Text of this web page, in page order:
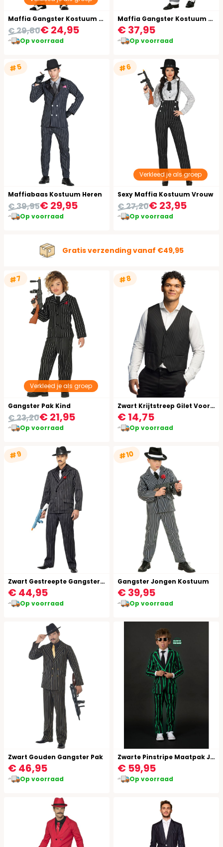
Maffia Gangster Kostuum Wit Man
€ 24,95
€ 29,80
Op voorraad
Maffia Gangster Kostuum Heren
€ 37,95
Op voorraad
#5
Maffiabaas Kostuum Heren
€ 29,95
€ 39,95
Op voorraad
#6
Verkleed je als groep
Sexy Maffia Kostuum Vrouw
€ 23,95
€ 27,20
Op voorraad
Gratis verzending vanaf €49,95
#7
Verkleed je als groep
Gangster Pak Kind
€ 21,95
€ 23,20
Op voorraad
#8
Zwart Krijtstreep Gilet Voor Heren
€ 14,75
Op voorraad
#9
Zwart Gestreepte Gangsters 20's Kostuum
€ 44,95
Op voorraad
#10
Gangster Jongen Kostuum
€ 39,95
Op voorraad
Zwart Gouden Gangster Pak
€ 46,95
Op voorraad
Zwarte Pinstripe Maatpak Jongen Glow In The Dark
€ 59,95
Op voorraad